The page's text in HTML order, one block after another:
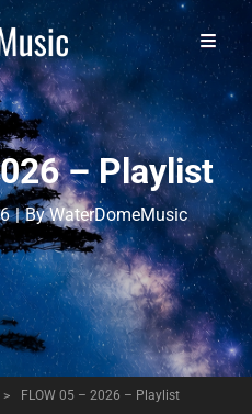
– Playlist
| ByByline
WaterDomeMusic
> FLOW 05 – 2026 – Playlist